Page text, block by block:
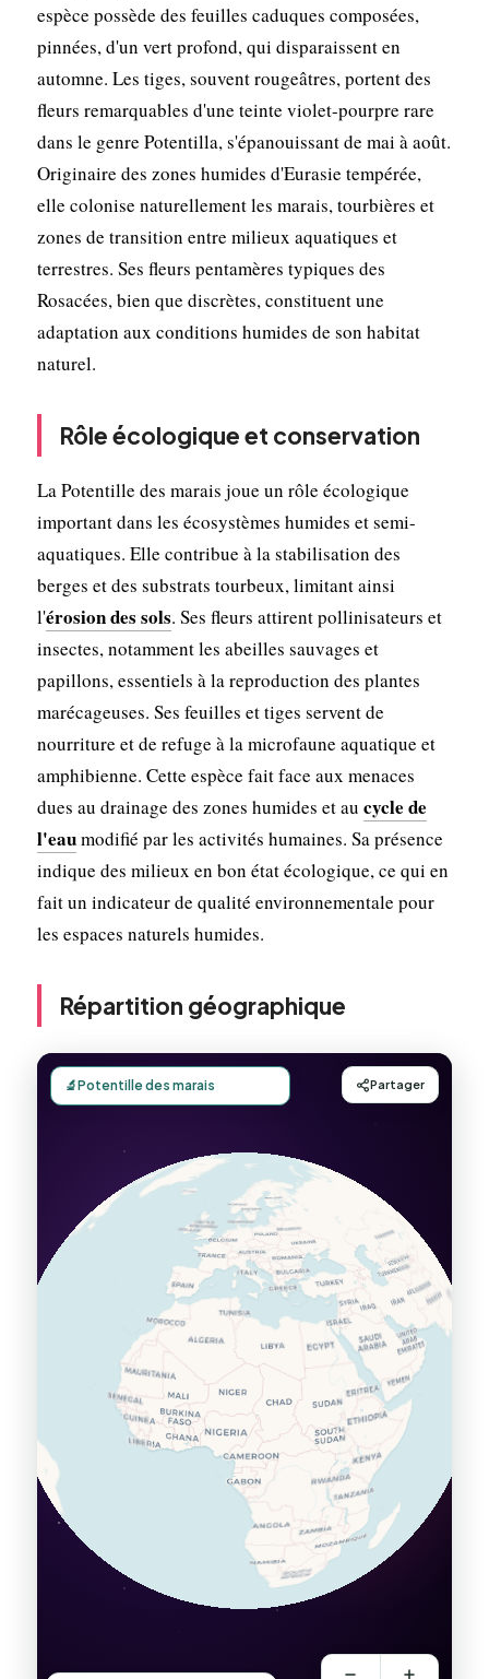
espèce possède des feuilles caduques composées,
pinnées, d'un vert profond, qui disparaissent en
automne. Les tiges, souvent rougeâtres, portent des
fleurs remarquables d'une teinte violet-pourpre rare
dans le genre Potentilla, s'épanouissant de mai à août.
Originaire des zones humides d'Eurasie tempérée,
elle colonise naturellement les marais, tourbières et
zones de transition entre milieux aquatiques et
terrestres. Ses fleurs pentamères typiques des
Rosacées, bien que discrètes, constituent une
adaptation aux conditions humides de son habitat
naturel.
Rôle écologique et conservation
La Potentille des marais joue un rôle écologique
important dans les écosystèmes humides et semi-
aquatiques. Elle contribue à la stabilisation des
berges et des substrats tourbeux, limitant ainsi
l'érosion des sols. Ses fleurs attirent pollinisateurs et
insectes, notamment les abeilles sauvages et
papillons, essentiels à la reproduction des plantes
marécageuses. Ses feuilles et tiges servent de
nourriture et de refuge à la microfaune aquatique et
amphibienne. Cette espèce fait face aux menaces
dues au drainage des zones humides et au cycle de
l'eaumodifié par les activités humaines. Sa présence
indique des milieux en bon état écologique, ce qui en
fait un indicateur de qualité environnementale pour
les espaces naturels humides.
Répartition géographique